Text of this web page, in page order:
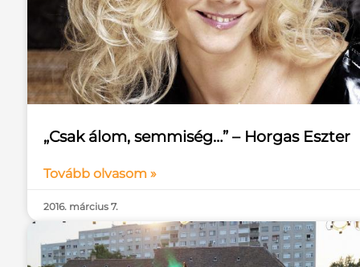
„Csak álom, semmiség…” – Horgas Eszter
Tovább olvasom »
2016. március 7.